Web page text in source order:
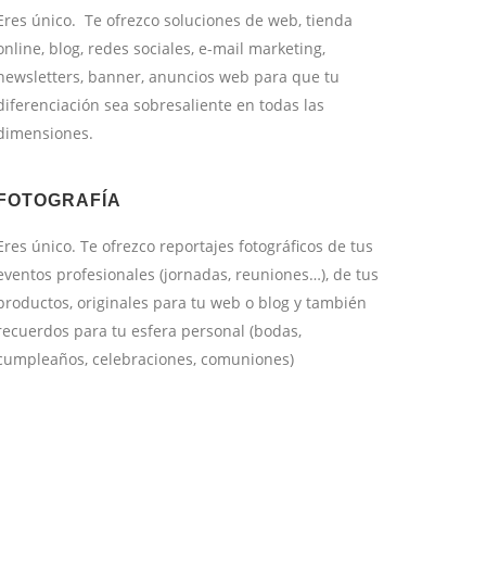
único. Te ofrezco soluciones de web, tienda
blog, redes sociales, e-mail marketing,
banner, anuncios web para que tu
sea sobresaliente en todas las
FOTOGRAFÍA
único. Te ofrezco reportajes fotográficos de tus
profesionales (jornadas, reuniones…), de tus
originales para tu web o blog y también
para tu esfera personal (bodas,
celebraciones, comuniones)